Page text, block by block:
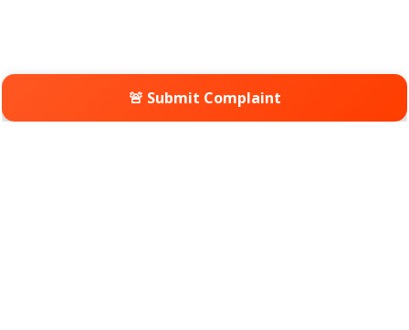
🚨 Submit Complaint